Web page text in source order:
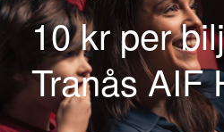
10 kr per
Tranås AIF